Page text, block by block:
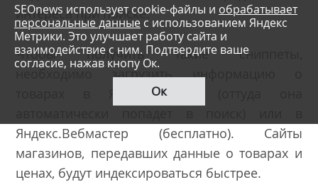
интереса при поиске.
Чтобы получить такие сниппеты,
необходимо загрузить информацию о
товарах в Яндекс.Маркет (оттуда она
Яндекс.Вебмастер (бесплатно). Сайты
магазинов, передавших данные о товарах и
ценах, будут индексироваться быстрее.
SEOnews использует cookie-файлы и обрабатывает
персональные данныес использованием Яндекс
Метрики. Это улучшает работу сайта и
взаимодействие с ним. Подтвердите ваше
согласие, нажав кнопу Ок.
Ок